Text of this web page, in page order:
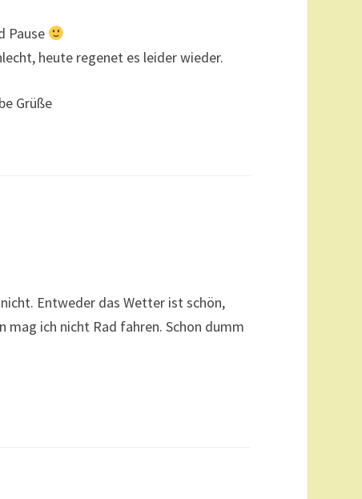
Pause
heute regenet es leider wieder.
Grüße
Entweder das Wetter ist schön,
mag ich nicht Rad fahren. Schon dumm